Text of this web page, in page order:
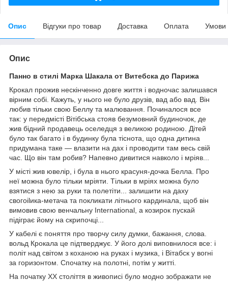
Опис Відгуки про товар Доставка Оплата Умови
Опис
Панно в стилі Марка Шакала от Витебска до Парижа
Крокал прожив нескінченно довге життя і водночас залишався
вірним собі. Кажуть, у нього не було друзів, вад або вад. Він
любив тільки свою Беллу та малювання. Починалося все
так: у передмісті Вітібська стояв безумовний будиночок, де
жив бідний продавець оселедця з великою родиною. Дітей
було так багато і в будинку була тіснота, що одна дитина
придумана таке — влазити на дах і проводити там весь свій
час. Що він там робив? Напевно дивитися навколо і мріяв...
У місті жив ювелір, і була в нього красуня-дочка Белла. Про
неї можна було тільки мріяти. Тільки в мріях можна було
взятися з нею за руки та полетіти... залишити на даху
свогоilика-метача та покликати літнього кардинала, щоб він
вимовив свою венчальну International, а козирок пускай
підіграє йому на скрипочці...
У кабелі є поняття про творчу силу думки, бажання, слова.
вольд Крокала це підтверджує. У його долі виповнилося все: і
політ над світом з коханою на руках і музика, і Вітабск у вогні
за горизонтом. Спочатку на полотні, потім у житті.
На початку XX століття в живописі було модно зображати не